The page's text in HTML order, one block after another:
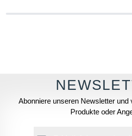
Abonniere unseren Newsletter und
Produkte oder
E-